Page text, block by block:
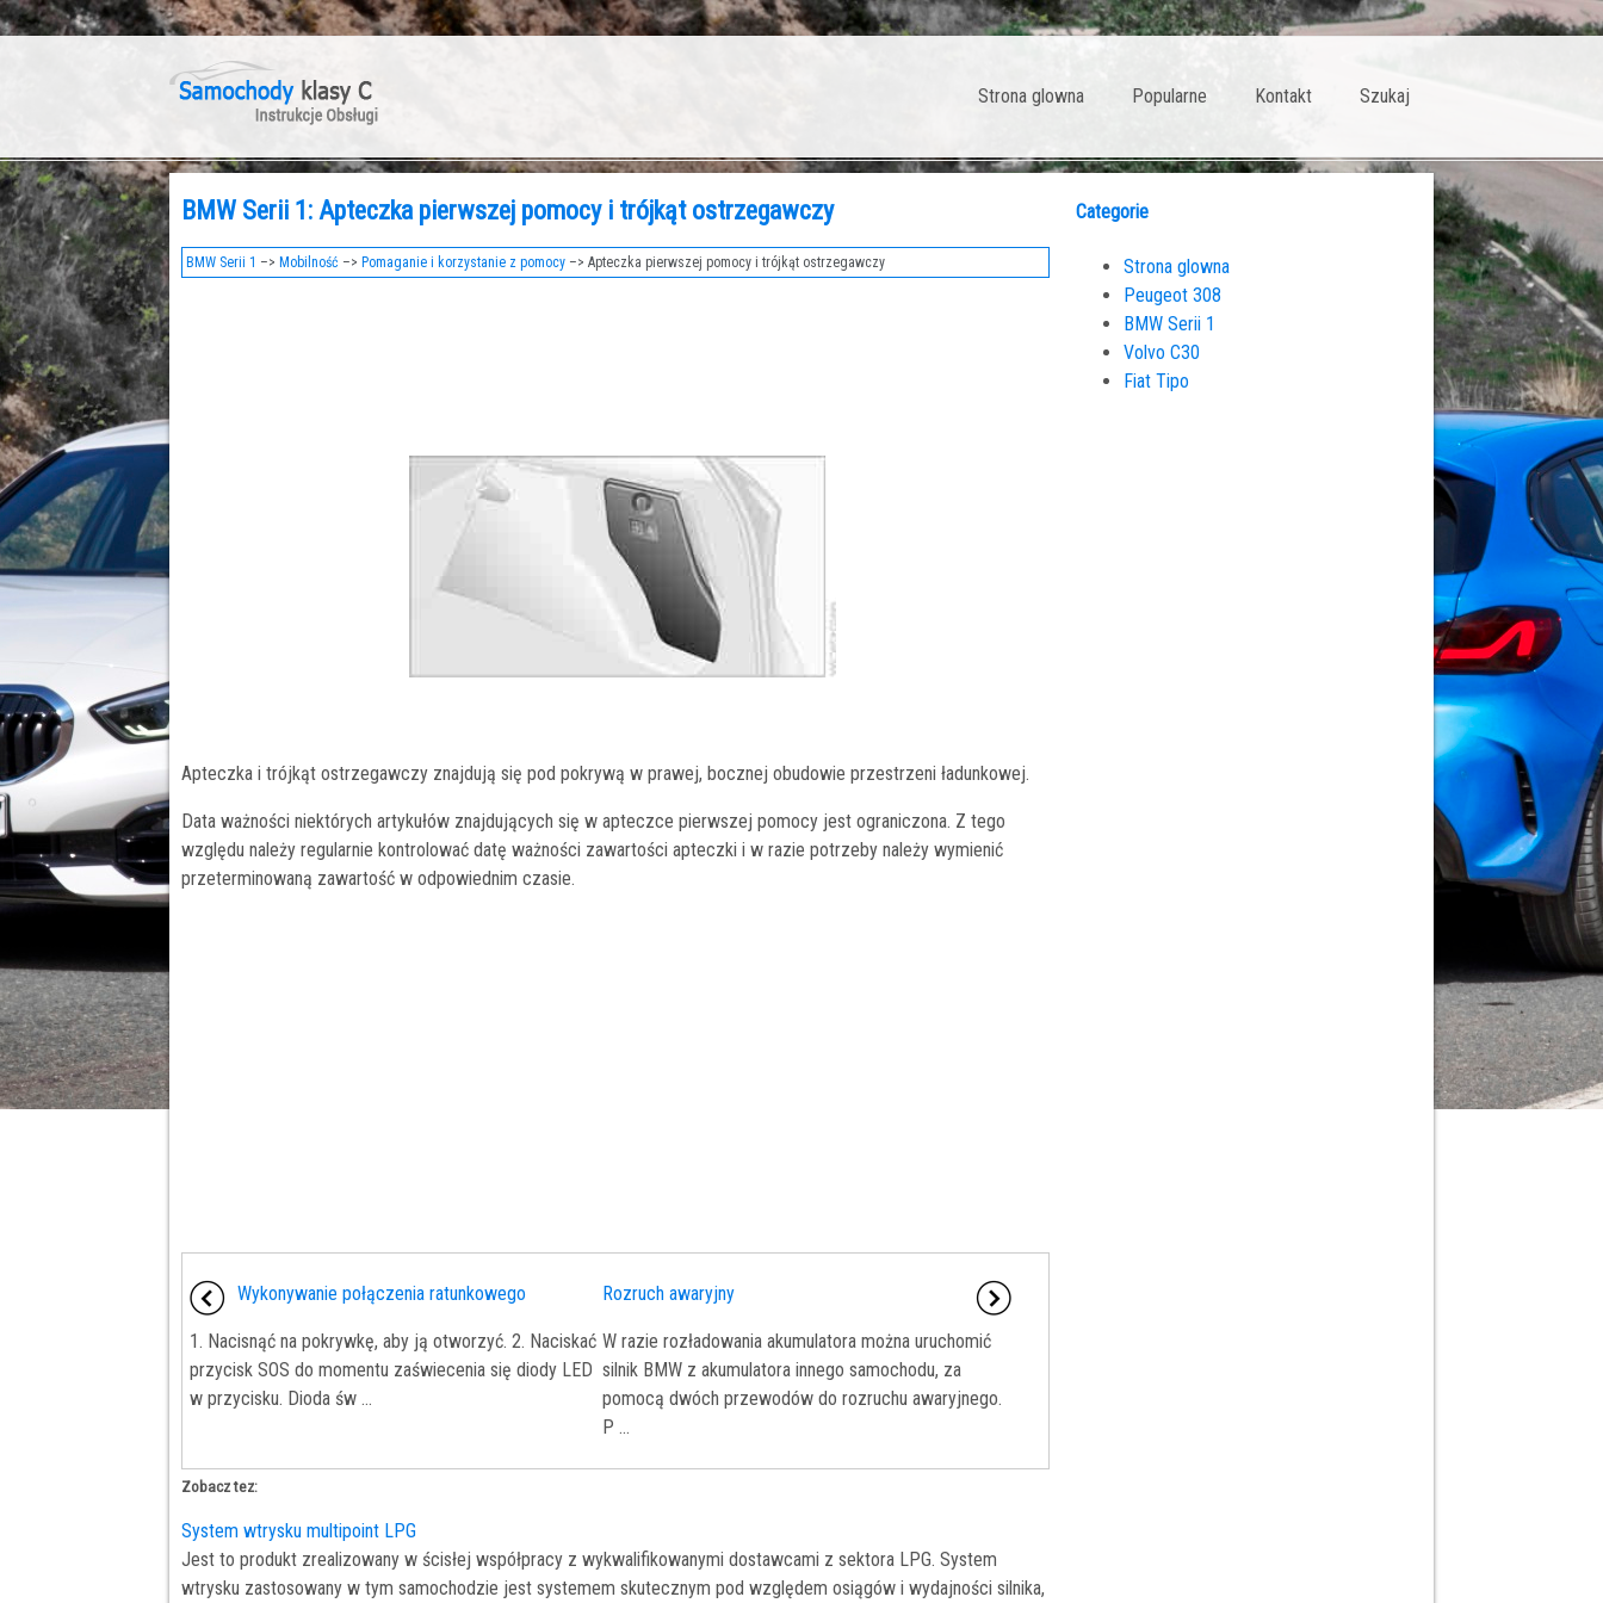
Strona glowna Popularne Kontakt Szukaj
BMW Serii 1: Apteczka pierwszej pomocy i trójkąt ostrzegawczy
BMW Serii 1 –> Mobilność –> Pomaganie i korzystanie z pomocy –> Apteczka pierwszej pomocy i trójkąt ostrzegawczy
Apteczka i trójkąt ostrzegawczy znajdują się pod pokrywą w prawej, bocznej obudowie przestrzeni ładunkowej.
Data ważności niektórych artykułów znajdujących się w apteczce pierwszej pomocy jest ograniczona. Z tego
względu należy regularnie kontrolować datę ważności zawartości apteczki i w razie potrzeby należy wymienić
przeterminowaną zawartość w odpowiednim czasie.
Wykonywanie połączenia ratunkowego
1. Nacisnąć na pokrywkę, aby ją otworzyć. 2. Naciskać
przycisk SOS do momentu zaświecenia się diody LED
w przycisku. Dioda św ...
Rozruch awaryjny
W razie rozładowania akumulatora można uruchomić
silnik BMW z akumulatora innego samochodu, za
pomocą dwóch przewodów do rozruchu awaryjnego.
P ...
Zobacz tez:
System wtrysku multipoint LPG
Jest to produkt zrealizowany w ścisłej współpracy z wykwalifikowanymi dostawcami z sektora LPG. System
wtrysku zastosowany w tym samochodzie jest systemem skutecznym pod względem osiągów i wydajności silnika,
Categorie
Strona glowna
Peugeot 308
BMW Serii 1
Volvo C30
Fiat Tipo